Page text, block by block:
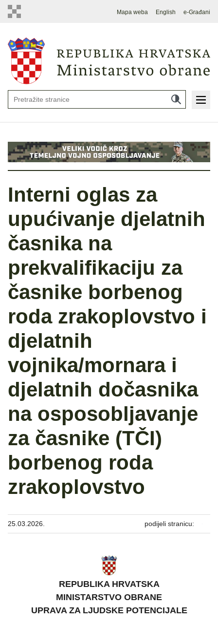
Mapa weba English e-Građani
Interni oglas za
upućivanje djelatnih
časnika na
prekvalifikaciju za
časnike borbenog
roda zrakoplovstvo i
djelatnih
vojnika/mornara i
djelatnih dočasnika
na osposobljavanje
za časnike (TČI)
borbenog roda
zrakoplovstvo
25.03.2026. podijeli stranicu:
REPUBLIKA HRVATSKA
MINISTARSTVO OBRANE
UPRAVA ZA LJUDSKE POTENCIJALE